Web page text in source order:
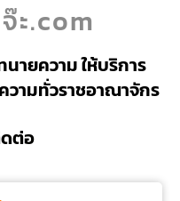
ะ.com
ายความ ให้บริการ
วามทั่วราชอาณาจักร
ต่อ